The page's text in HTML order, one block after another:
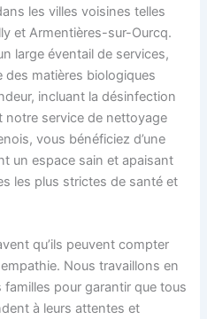
les villes voisines telles
et Armentières-sur-Ourcq.
large éventail de services,
des matières biologiques
incluant la désinfection
notre service de nettoyage
vous bénéficiez d’une
un espace sain et apaisant
les plus strictes de santé et
qu’ils peuvent compter
Nous travaillons en
pour garantir que tous
à leurs attentes et